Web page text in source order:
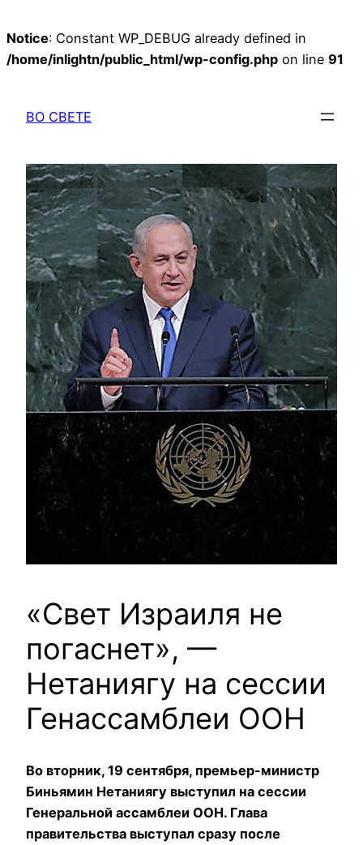
Notice: Constant WP_DEBUG already defined in
/home/inlightn/public_html/wp-config.php on line 91
содержимому
ВО СВЕТЕ
«Свет Израиля не
погаснет», —
Нетаниягу на сессии
Генассамблеи ООН
Во вторник, 19 сентября, премьер-министр
Биньямин Нетаниягу выступил на сессии
Генеральной ассамблеи ООН. Глава
правительства выступал сразу после